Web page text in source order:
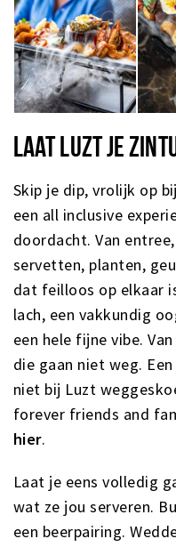
LAAT LUZT JE
Skip je dip, vrolijk op bij
een all inclusive
doordacht. Van
servetten, planten,
dat feilloos op elkaar
lach, een vakkundig
een hele fijne vibe.
die gaan niet weg.
niet bij Luzt
forever friends and
hier.
Laat je eens volledig
wat ze jou serveren.
een beerpairing.